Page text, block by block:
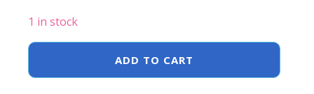
1 in stock
delimitare
ADD TO CART